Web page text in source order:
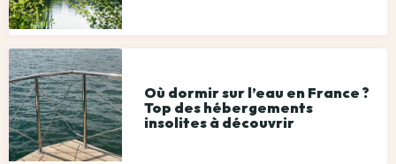
Où dormir sur l’eau en France ?
Top des hébergements
insolites à découvrir